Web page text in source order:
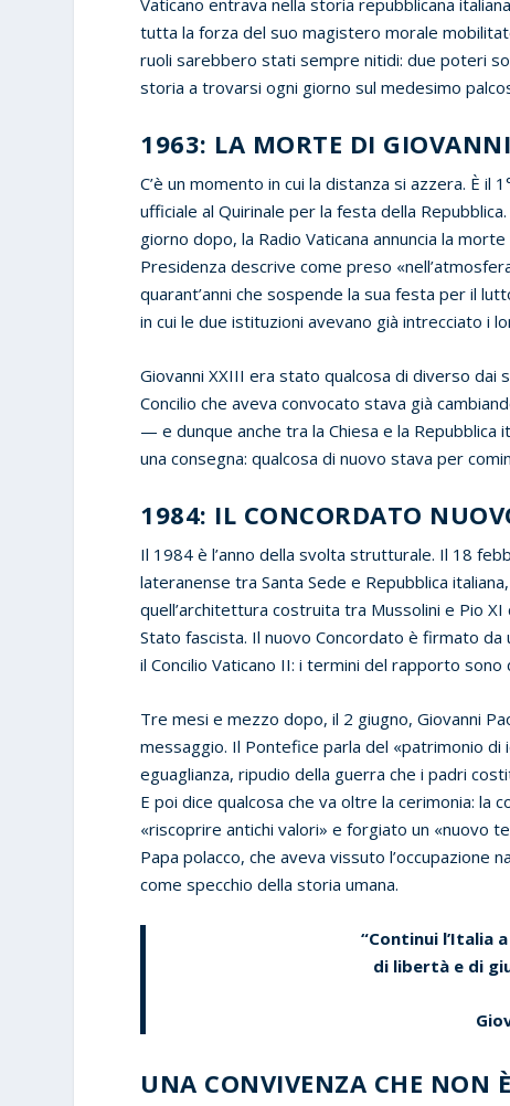
tutta la forza del suo magistero morale
ruoli sarebbero stati sempre nitidi: due poteri
storia a trovarsi ogni giorno sul medesimo
1963: LA MORTE DI
C’è un momento in cui la distanza si azzera. È
ufficiale al Quirinale per la festa della
giorno dopo, la Radio Vaticana annuncia la
Presidenza descrive come preso
quarant’anni che sospende la sua festa per il
in cui le due istituzioni avevano già intrecciato i
Giovanni XXIII era stato qualcosa di diverso
Concilio che aveva convocato stava già
— e dunque anche tra la Chiesa e la Repubblica
una consegna: qualcosa di nuovo stava per
1984: IL CONCORDATO
Il 1984 è l’anno della svolta strutturale. Il 18
lateranense tra Santa Sede e Repubblica
quell’architettura costruita tra Mussolini e Pio
Stato fascista. Il nuovo Concordato è firmato da
il Concilio Vaticano II: i termini del rapporto
Tre mesi e mezzo dopo, il 2 giugno, Giovanni
messaggio. Il Pontefice parla del «patrimonio
eguaglianza, ripudio della guerra che i padri
E poi dice qualcosa che va oltre la cerimonia:
«riscoprire antichi valori» e forgiato un «nuovo
Papa polacco, che aveva vissuto l’occupazione
come specchio della storia umana.
“Continui l’Italia
di libertà e di
UNA CONVIVENZA CHE NON